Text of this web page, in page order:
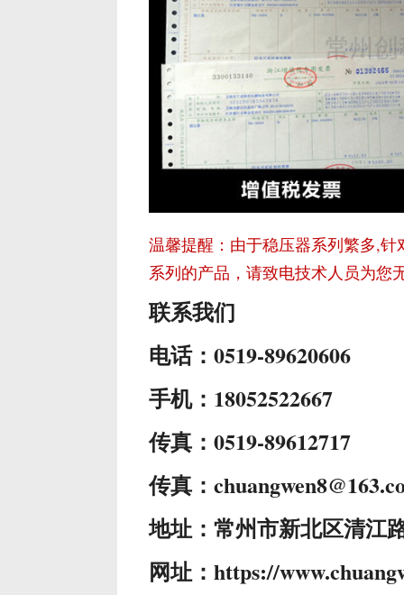
温馨提醒：由于稳压器系列繁多,
系列的产品，请致电技术人员为您
联系我们
电话：0519-89620606
手机：18052522667
传真：0519-89612717
传真：
地址：常州市新北区清江
网址：https://